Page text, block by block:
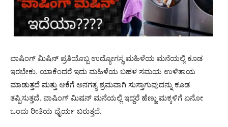
ವಾಷಿಂಗ್ ಮಿಷಿನ್ ಪ್ರತಿಯೊಬ್ಬ ಉದ್ಯೋಗಸ್ಥ ಮಹಿಳೆಯ ಮನೆಯಲ್ಲಿ ಕೂಡ
ಇರಬೇಕು. ಯಾಕೆಂದರೆ ಇದು ಮಹಿಳೆಯ ಬಹಳ ಸಮಯ ಉಳಿತಾಯ
ಮಾಡುತ್ತದೆ ಮತ್ತು ಆಕೆಗೆ ಅನಗತ್ಯ ಶ್ರಮವಾಗಿ ಸುಸ್ತಾಗುವುದನ್ನು ಕೂಡ
ತಪ್ಪಿಸುತ್ತದೆ. ವಾಷಿಂಗ್ ಮಿಷನ್ ಮನೆಯಲ್ಲಿ ಇದ್ದರೆ ಹೆಣ್ಣು ಮಕ್ಕಳಿಗೆ ಏನೋ
ಒಂದು ರೀತಿಯ ಧೈರ್ಯ ಬರುತ್ತದೆ.